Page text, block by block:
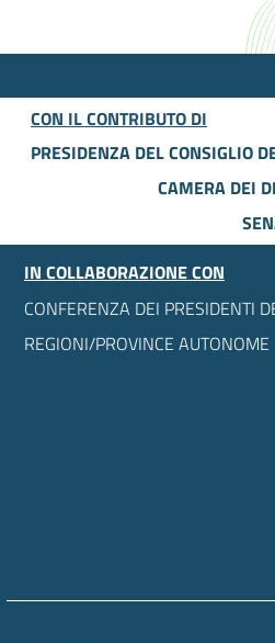
CON IL CONTRIBUTO DI
PRESIDENZA DEL CONSIGLIO
CAMERA DEI
IN COLLABORAZIONE CON
CONFERENZA DEI PRESIDENTI
REGIONI/PROVINCE AUTONOME